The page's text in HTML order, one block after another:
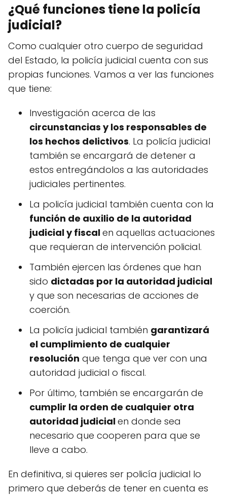
¿Qué funciones tiene la policía
judicial?
Como cualquier otro cuerpo de seguridad
del Estado, la policía judicial cuenta con sus
propias funciones. Vamos a ver las funciones
que tiene:
Investigación acerca de las
circunstancias y los responsables de
los hechos delictivos. La policía judicial
también se encargará de detener a
estos entregándolos a las autoridades
judiciales pertinentes.
La policía judicial también cuenta con la
función de auxilio de la autoridad
judicial y fiscalen aquellas actuaciones
que requieran de intervención policial.
También ejercen las órdenes que han
sido dictadas por la autoridad judicial
y que son necesarias de acciones de
coerción.
La policía judicial también garantizará
el cumplimiento de cualquier
resolución que tenga que ver con una
autoridad judicial o fiscal.
Por último, también se encargarán de
cumplir la orden de cualquier otra
autoridad judicialen donde sea
necesario que cooperen para que se
lleve a cabo.
En definitiva, si quieres ser policía judicial lo
primero que deberás de tener en cuenta es